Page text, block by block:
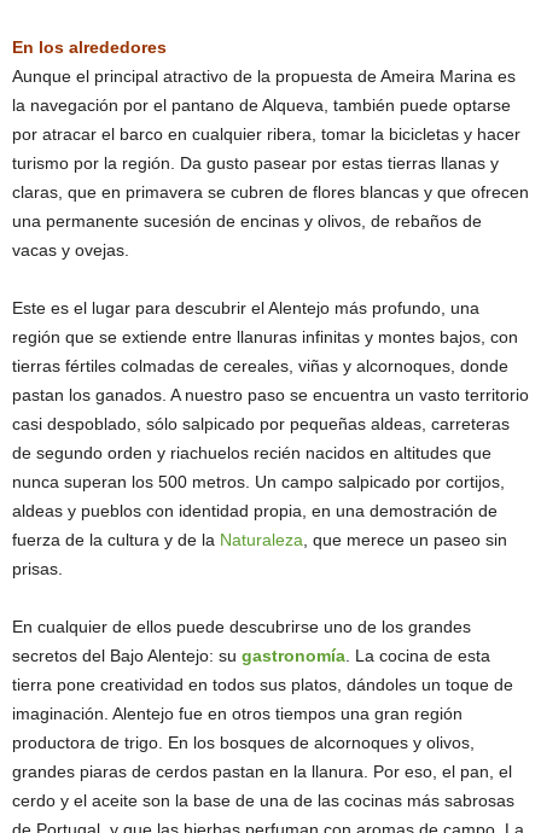
En los alrededores
Aunque el principal atractivo de la propuesta de Ameira Marina es
la navegación por el pantano de Alqueva, también puede optarse
por atracar el barco en cualquier ribera, tomar la bicicletas y hacer
turismo por la región. Da gusto pasear por estas tierras llanas y
claras, que en primavera se cubren de flores blancas y que ofrecen
una permanente sucesión de encinas y olivos, de rebaños de
vacas y ovejas.
Este es el lugar para descubrir el Alentejo más profundo, una
región que se extiende entre llanuras infinitas y montes bajos, con
tierras fértiles colmadas de cereales, viñas y alcornoques, donde
pastan los ganados. A nuestro paso se encuentra un vasto territorio
casi despoblado, sólo salpicado por pequeñas aldeas, carreteras
de segundo orden y riachuelos recién nacidos en altitudes que
nunca superan los 500 metros. Un campo salpicado por cortijos,
aldeas y pueblos con identidad propia, en una demostración de
fuerza de la cultura y de la Naturaleza , que merece un paseo sin
prisas.
En cualquier de ellos puede descubrirse uno de los grandes
secretos del Bajo Alentejo: su gastronomía . La cocina de esta
tierra pone creatividad en todos sus platos, dándoles un toque de
imaginación. Alentejo fue en otros tiempos una gran región
productora de trigo. En los bosques de alcornoques y olivos,
grandes piaras de cerdos pastan en la llanura. Por eso, el pan, el
cerdo y el aceite son la base de una de las cocinas más sabrosas
de Portugal, y que las hierbas perfuman con aromas de campo. La